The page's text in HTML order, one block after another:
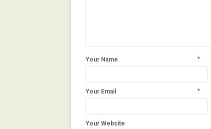
Your Name *
Your Email *
Your Website